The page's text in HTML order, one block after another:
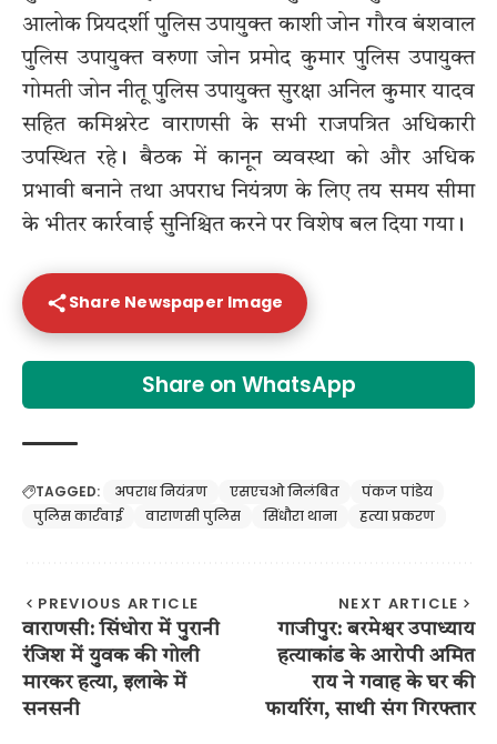
आलोक प्रियदर्शी पुलिस उपायुक्त काशी जोन गौरव बंशवाल
पुलिस उपायुक्त वरुणा जोन प्रमोद कुमार पुलिस उपायुक्त
गोमती जोन नीतू पुलिस उपायुक्त सुरक्षा अनिल कुमार यादव
सहित कमिश्नरेट वाराणसी के सभी राजपत्रित अधिकारी
उपस्थित रहे। बैठक में कानून व्यवस्था को और अधिक
प्रभावी बनाने तथा अपराध नियंत्रण के लिए तय समय सीमा
के भीतर कार्रवाई सुनिश्चित करने पर विशेष बल दिया गया।
Share Newspaper Image
Share on WhatsApp
TAGGED: अपराध नियंत्रण एसएचओ निलंबित
पंकज पांडेय
पुलिस कार्रवाई
वाराणसी पुलिस सिंधौरा थाना हत्या प्रकरण
PREVIOUS ARTICLE
वाराणसी: सिंधोरा में पुरानी
रंजिश में युवक की गोली
मारकर हत्या, इलाके में
सनसनी
NEXT ARTICLE
गाजीपुर: बरमेश्वर उपाध्याय
हत्याकांड के आरोपी अमित
राय ने गवाह के घर की
फायरिंग, साथी संग गिरफ्तार